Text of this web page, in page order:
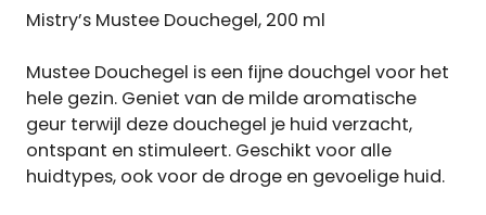
Mistry’s Mustee Douchegel, 200 ml
Mustee Douchegel is een fijne douchgel voor het
hele gezin. Geniet van de milde aromatische
geur terwijl deze douchegel je huid verzacht,
ontspant en stimuleert. Geschikt voor alle
huidtypes, ook voor de droge en gevoelige huid.